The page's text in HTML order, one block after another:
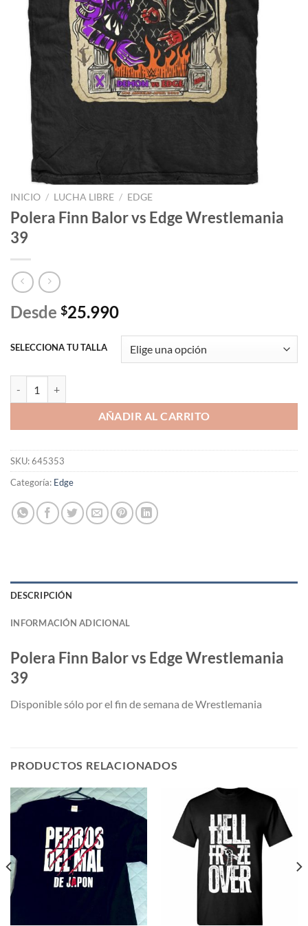
INICIO / LUCHA LIBRE / EDGE
Polera Finn Balor vs Edge Wrestlemania
39
Desde $25.990
SELECCIONA TU TALLA
AÑADIR AL CARRITO
SKU:645353
Categoría: Edge
DESCRIPCIÓN
INFORMACIÓN ADICIONAL
Polera Finn Balor vs Edge Wrestlemania
39
Disponible sólo por el fin de semana de Wrestlemania
PRODUCTOS RELACIONADOS